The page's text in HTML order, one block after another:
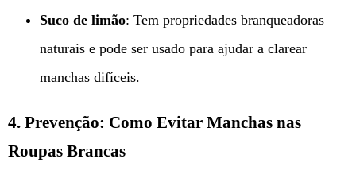
Suco de limão: Tem propriedades branqueadoras
naturais e pode ser usado para ajudar a clarear
manchas difíceis.
4. Prevenção: Como Evitar Manchas nas
Roupas Brancas